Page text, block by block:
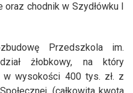
chodnik w Szydłówku I
Przedszkola im.
żłobkowy, na który
w wysokości 400 tys. zł. z